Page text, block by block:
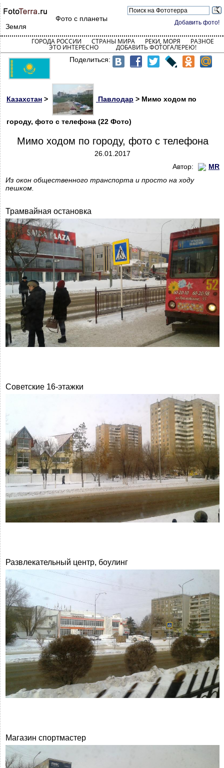
Добавить фото!
Фото с планеты
Земля
ГОРОДА РОССИИ СТРАНЫ МИРА РЕКИ, МОРЯ РАЗНОЕ
ЭТО ИНТЕРЕСНО ДОБАВИТЬ ФОТОГАЛЕРЕЮ!
Поделиться:
Казахстан > Павлодар > Мимо ходом по
городу, фото с телефона (22 Фото)
Мимо ходом по городу, фото с телефона
26.01.2017
Автор:
MR
Из окон общественного транспорта и просто на ходу
пешком.
Трамвайная остановка
Советские 16-этажки
Развлекательный центр, боулинг
Магазин спортмастер